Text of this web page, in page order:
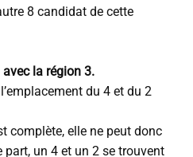
8 candidat de cette
la région 3.
du 4 et du 2
complète, elle ne peut donc
part, un 4 et un 2 se trouvent